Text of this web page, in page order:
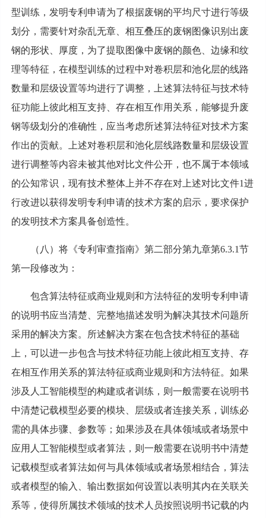
型训练，发明专利申请为了根据废钢的平均尺寸进行等级
划分，需要针对杂乱无章、相互叠压的废钢图像识别出废
钢的形状、厚度，为了提取图像中废钢的颜色、边缘和纹
理等特征，在模型训练的过程中对卷积层和池化层的线路
数量和层级设置等均进行了调整，上述算法特征与技术特
征功能上彼此相互支持、存在相互作用关系，能够提升废
钢等级划分的准确性，应当考虑所述算法特征对技术方案
作出的贡献。上述对卷积层和池化层线路数量和层级设置
进行调整等内容未被其他对比文件公开，也不属于本领域
的公知常识，现有技术整体上并不存在对上述对比文件1进
行改进以获得发明专利申请的技术方案的启示，要求保护
的发明技术方案具备创造性。
（八）将《专利审查指南》第二部分第九章第6.3.1节
第一段修改为：
包含算法特征或商业规则和方法特征的发明专利申请
的说明书应当清楚、完整地描述发明为解决其技术问题所
采用的解决方案。所述解决方案在包含技术特征的基础
上，可以进一步包含与技术特征功能上彼此相互支持、存
在相互作用关系的算法特征或商业规则和方法特征。如果
涉及人工智能模型的构建或者训练，则一般需要在说明书
中清楚记载模型必要的模块、层级或者连接关系，训练必
需的具体步骤、参数等；如果涉及在具体领域或者场景中
应用人工智能模型或者算法，则一般需要在说明书中清楚
记载模型或者算法如何与具体领域或者场景相结合，算法
或者模型的输入、输出数据如何设置以表明其内在关联关
系等，使得所属技术领域的技术人员按照说明书记载的内